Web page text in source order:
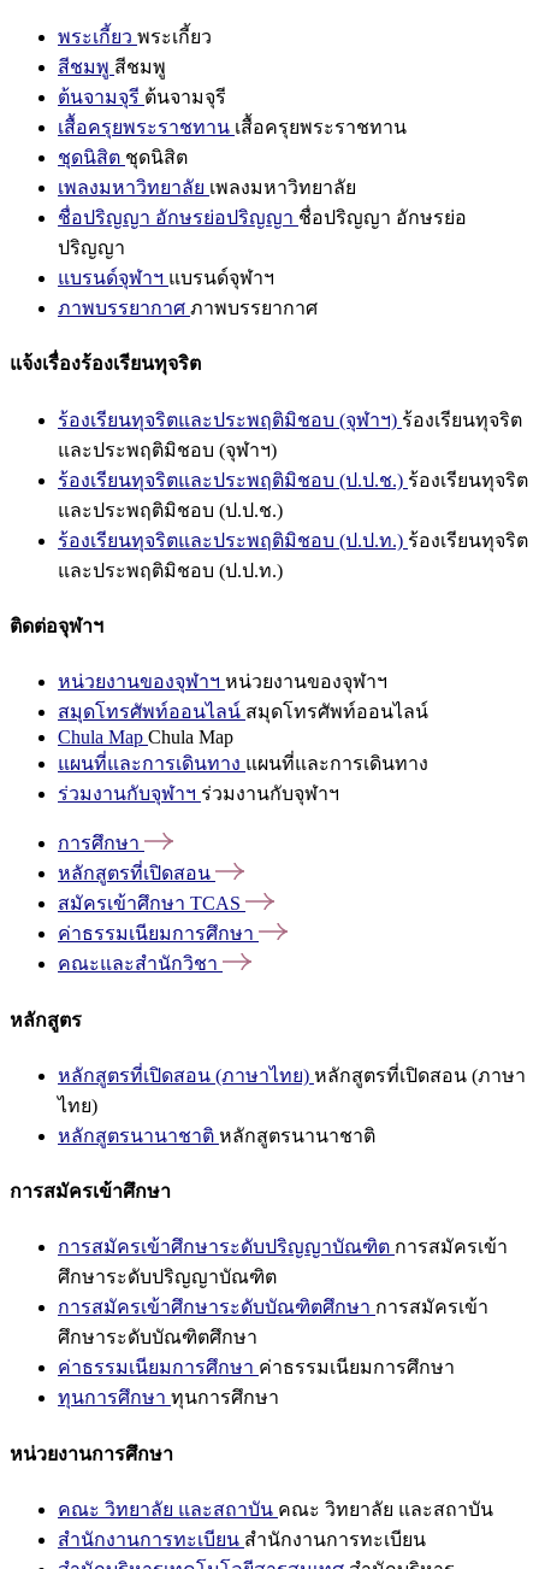
พระเกี้ยว พระเกี้ยว
สีชมพู สีชมพู
ต้นจามจุรี ต้นจามจุรี
เสื้อครุยพระราชทาน เสื้อครุยพระราชทาน
ชุดนิสิต ชุดนิสิต
เพลงมหาวิทยาลัย เพลงมหาวิทยาลัย
ชื่อปริญญา อักษรย่อปริญญา ชื่อปริญญา อักษรย่อ
ปริญญา
แบรนด์จุฬาฯ แบรนด์จุฬาฯ
ภาพบรรยากาศ ภาพบรรยากาศ
แจ้งเรื่องร้องเรียนทุจริต
ร้องเรียนทุจริตและประพฤติมิชอบ (จุฬาฯ) ร้องเรียนทุจริต
และประพฤติมิชอบ (จุฬาฯ)
ร้องเรียนทุจริตและประพฤติมิชอบ (ป.ป.ช.) ร้องเรียนทุจริต
และประพฤติมิชอบ (ป.ป.ช.)
ร้องเรียนทุจริตและประพฤติมิชอบ (ป.ป.ท.) ร้องเรียนทุจริต
และประพฤติมิชอบ (ป.ป.ท.)
ติดต่อจุฬาฯ
หน่วยงานของจุฬาฯ หน่วยงานของจุฬาฯ
สมุดโทรศัพท์ออนไลน์ สมุดโทรศัพท์ออนไลน์
Chula Map Chula Map
แผนที่และการเดินทาง แผนที่และการเดินทาง
ร่วมงานกับจุฬาฯ ร่วมงานกับจุฬาฯ
การศึกษา
หลักสูตรที่เปิดสอน
สมัครเข้าศึกษา TCAS
ค่าธรรมเนียมการศึกษา
คณะและสำนักวิชา
หลักสูตร
หลักสูตรที่เปิดสอน (ภาษาไทย) หลักสูตรที่เปิดสอน (ภาษา
ไทย)
หลักสูตรนานาชาติ หลักสูตรนานาชาติ
การสมัครเข้าศึกษา
การสมัครเข้าศึกษาระดับปริญญาบัณฑิต การสมัครเข้า
ศึกษาระดับปริญญาบัณฑิต
การสมัครเข้าศึกษาระดับบัณฑิตศึกษา การสมัครเข้า
ศึกษาระดับบัณฑิตศึกษา
ค่าธรรมเนียมการศึกษา ค่าธรรมเนียมการศึกษา
ทุนการศึกษา ทุนการศึกษา
หน่วยงานการศึกษา
คณะ วิทยาลัย และสถาบัน คณะ วิทยาลัย และสถาบัน
สำนักงานการทะเบียน สำนักงานการทะเบียน